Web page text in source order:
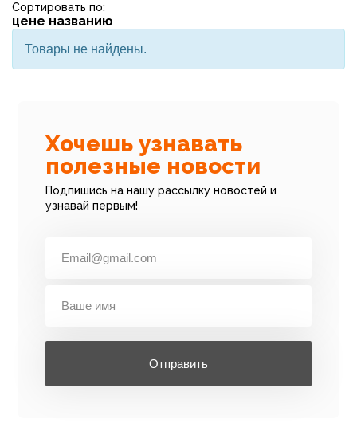
Сортировать по:
цене названию
Товары не найдены.
Хочешь узнавать
полезные новости
Подпишись на нашу рассылку новостей и
узнавай первым!
Отправить